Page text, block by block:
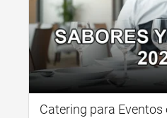
Catering para